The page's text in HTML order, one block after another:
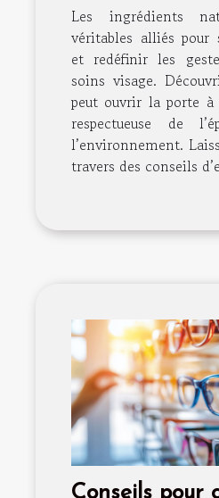
Les ingrédients
véritables alliés pour
et redéfinir les
soins visage.
peut ouvrir la porte à
respectueuse de
l’environnement.
travers des conseils
Conseils pour